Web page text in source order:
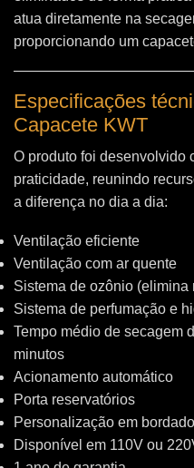
atua diretamente na
proporcionando um
Especificações
Capacete KWT
O produto foi desenvolvido
praticidade, reunindo
a diferença no dia a dia:
Ventilação eficiente
Ventilação com ar quente
Sistema de ozônio (elimina
Sistema de perfumação e
Tempo médio de secagem
minutos
Acionamento automático
Porta reservatórios
Personalização em bordado
Disponível em 110V ou